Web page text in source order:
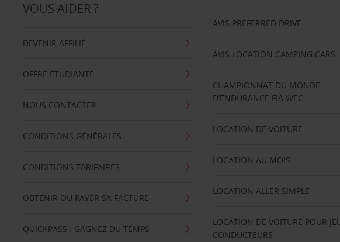
VOUS AIDER ?
DEVENIR AFFILIÉ
OFFRE ÉTUDIANTE
NOUS CONTACTER
CONDITIONS GÉNÉRALES
CONDITIONS TARIFAIRES
OBTENIR OU PAYER SA FACTURE
QUICKPASS : GAGNEZ DU TEMPS
AVIS PREFERRED DRIVE
AVIS LOCATION CAMPING CARS
CHAMPIONNAT DU MONDE
D’ENDURANCE FIA WEC
LOCATION DE VOITURE
LOCATION AU MOIS
LOCATION ALLER SIMPLE
LOCATION DE VOITURE POUR
CONDUCTEURS